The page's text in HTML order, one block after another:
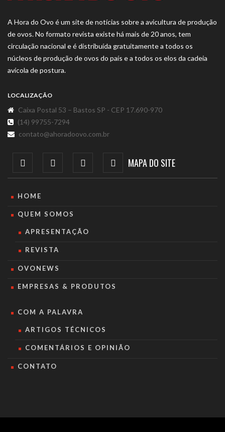
A Hora do Ovo é um site de notícias sobre a avicultura de produção
de ovos. No formato revista existe há mais de 20 anos, tem
circulação nacional e é distribuída gratuitamente a todos os
núcleos de produção de ovos do país e a todos os elos da cadeia
avícola de postura.
LOCALIZAÇÃO
Caixa Postal 53 – Bastos SP - CEP 17.690-970
(14) 99755-7294
contato@ahoradoovo.com.br
MAPA DO SITE
HOME
QUEM SOMOS
APRESENTAÇÃO
REVISTA
OVONEWS
EMPRESAS & PRODUTOS
COM A PALAVRA
ARTIGOS TÉCNICOS
COMENTÁRIOS E OPINIÃO
CONTATO